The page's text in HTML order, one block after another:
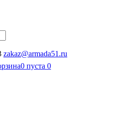
zakaz@armada51.ru
0 пуста 0